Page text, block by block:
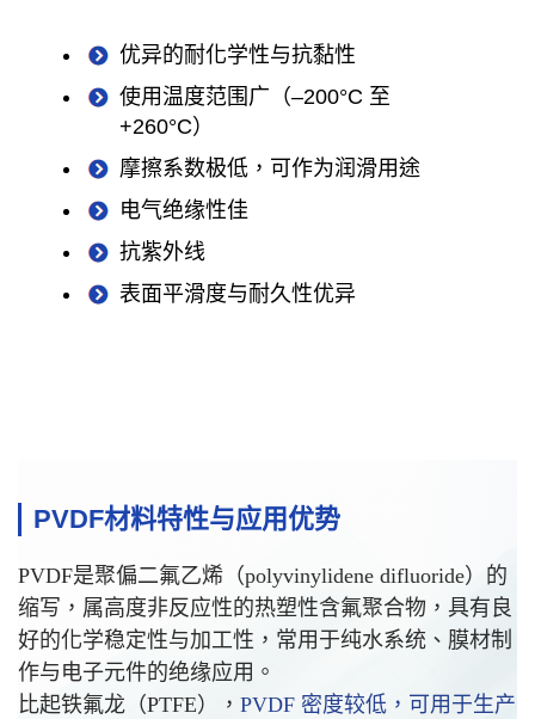
优异的耐化学性与抗黏性
使用温度范围广（–200°C 至
+260°C）
摩擦系数极低，可作为润滑用途
电气绝缘性佳
抗紫外线
表面平滑度与耐久性优异
PVDF材料特性与应用优势
PVDF是聚偏二氟乙烯（polyvinylidene difluoride）的
缩写，属高度非反应性的热塑性含氟聚合物，具有良
好的化学稳定性与加工性，常用于纯水系统、膜材制
作与电子元件的绝缘应用。
比起铁氟龙（PTFE）， PVDF 密度较低，可用于生产